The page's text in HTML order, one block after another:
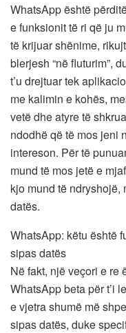
WhatsApp është
e funksionit të ri që ju
të krijuar shënime,
blerjesh “në fluturim”,
t’u drejtuar tek
me kalimin e kohës,
vetë dhe atyre të
ndodhë që të mos jeni
intereson. Për të
mund të mos jetë e
kjo mund të ndryshojë,
datës.
WhatsApp: këtu është
sipas datës
Në fakt, një veçori e re
WhatsApp beta për t’i
e vjetra shumë më
sipas datës, duke